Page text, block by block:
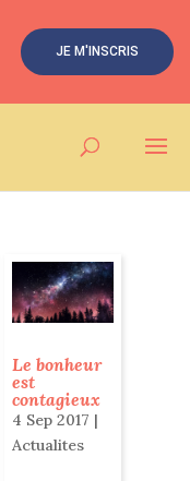
Le bonheur
est
contagieux
4 Sep 2017 |
Actualites
JE M'INSCRIS